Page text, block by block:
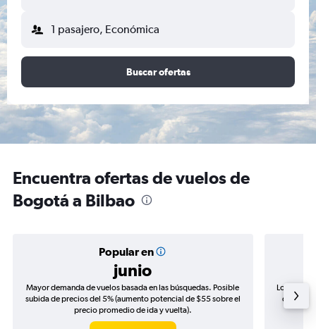
1 pasajero, Económica
Buscar ofertas
Encuentra ofertas de vuelos de
Bogotá a Bilbao
Popular en
junio
Mayor demanda de vuelos basada en las búsquedas. Posible
subida de precios del 5% (aumento potencial de $55 sobre el
precio promedio de ida y vuelta).
Los
de